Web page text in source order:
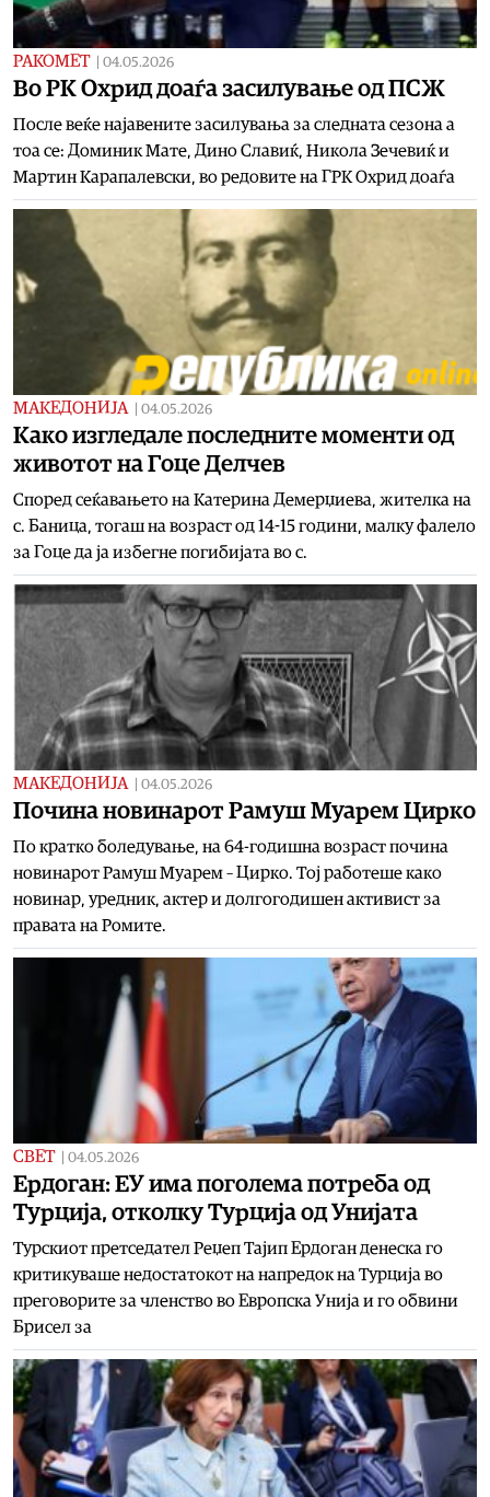
РАКОМЕТ 04.05.2026
Во РК Охрид доаѓа засилување од ПСЖ
После веќе најавените засилувања за следната сезона а
тоа се: Доминик Мате, Дино Славиќ, Никола Зечевиќ и
Мартин Карапалевски, во редовите на ГРК Охрид доаѓа
МАКЕДОНИЈА 04.05.2026
Kaко изгледале последните моменти од
животот на Гоце Делчев
Според сеќавањето на Катерина Демерџиева, жителка на
с. Баница, тогаш на возраст од 14-15 години, малку фалело
за Гоце да ја избегне погибијата во с.
МАКЕДОНИЈА 04.05.2026
Почина новинарот Рамуш Муарем Цирко
По кратко боледување, на 64-годишна возраст почина
новинарот Рамуш Муарем – Цирко. Тој работеше како
новинар, уредник, актер и долгогодишен активист за
правата на Ромите.
СВЕТ 04.05.2026
Ердоган: ЕУ има поголема потреба од
Турција, отколку Tурција од Унијата
Турскиот претседател Реџеп Тајип Ердоган денеска го
критикуваше недостатокот на напредок на Турција во
преговорите за членство во Европска Унија и го обвини
Брисел за